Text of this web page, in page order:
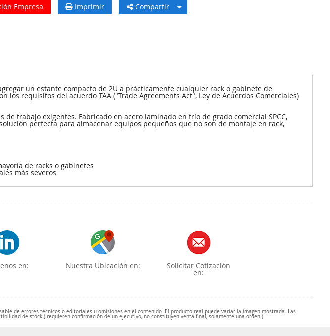
Empresa Imprimir Compartir
un estante compacto de 2U a prácticamente cualquier rack o gabinete de
requisitos del acuerdo TAA ("Trade Agreements Act", Ley de Acuerdos Comerciales)
trabajo exigentes. Fabricado en acero laminado en frío de grado comercial SPCC,
perfecta para almacenar equipos pequeños que no son de montaje en rack,
de racks o gabinetes
más severos
en: Nuestra Ubicación en: Solicitar Cotización
en:
de errores técnicos o editoriales u omisiones en el contenido. El producto real puede variar la imagen mostrada. Las
de stock ( requieren confirmación de un ejecutivo, no constituyen venta final, solamente una orden )